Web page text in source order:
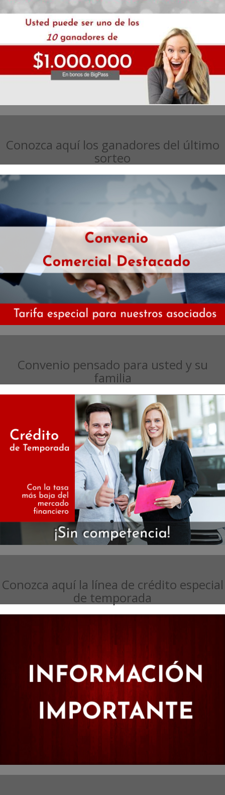
Conozca aquí los ganadores del último
sorteo
Convenio pensado para usted y su
familia
Conozca aquí la línea de crédito especial
de temporada